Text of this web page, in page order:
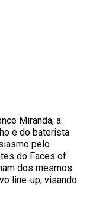
Miranda, a
e do baterista
pelo
do Faces of
dos mesmos
line-up, visando